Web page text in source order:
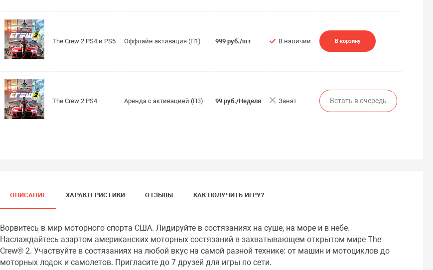
The Crew 2 PS4 и PS5 Оффлайн активация (П1) 999 руб./шт В наличии В корзину
The Crew 2 PS4 Аренда с активацией (П3) 99 руб./Неделя Занят Встать в очередь
ОПИСАНИЕ ХАРАКТЕРИСТИКИ ОТЗЫВЫ КАК ПОЛУЧИТЬ ИГРУ?
Ворвитесь в мир моторного спорта США. Лидируйте в состязаниях на суше, на море и в небе.
Наслаждайтесь азартом американских моторных состязаний в захватывающем открытом мире The
Crew® 2. Участвуйте в состязаниях на любой вкус на самой разной технике: от машин и мотоциклов до
моторных лодок и самолетов. Пригласите до 7 друзей для игры по сети.